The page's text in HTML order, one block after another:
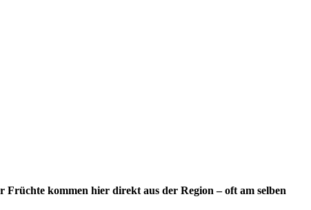
kommen hier direkt aus der Region – oft am selben